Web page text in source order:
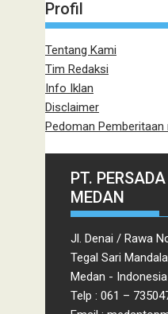
Profil
Tentang Kami
Tim Redaksi
Info Iklan
Disclaimer
Pedoman Pemberitaan
PT.
MEDAN
Jl. Denai / Rawa
Tegal Sari
Medan - Indonesia
Telp : 061 –